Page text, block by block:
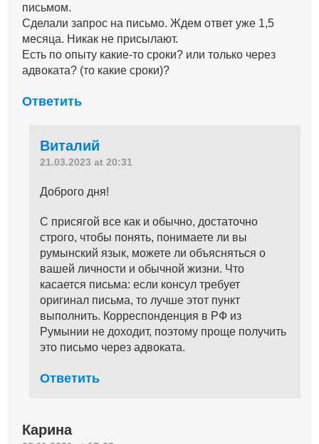
письмом.
Сделали запрос на письмо. Ждем ответ уже 1,5
месяца. Никак не присылают.
Есть по опыту какие-то сроки? или только через
адвоката? (то какие сроки)?
Ответить
Виталий
21.03.2023 at 20:31
Доброго дня!
С присягой все как и обычно, достаточно
строго, чтобы понять, понимаете ли вы
румынский язык, можете ли объясняться о
вашей личности и обычной жизни. Что
касается письма: если консул требует
оригинал письма, то лучше этот пункт
выполнить. Корреспонденция в РФ из
Румынии не доходит, поэтому проще получить
это письмо через адвоката.
Ответить
Карина